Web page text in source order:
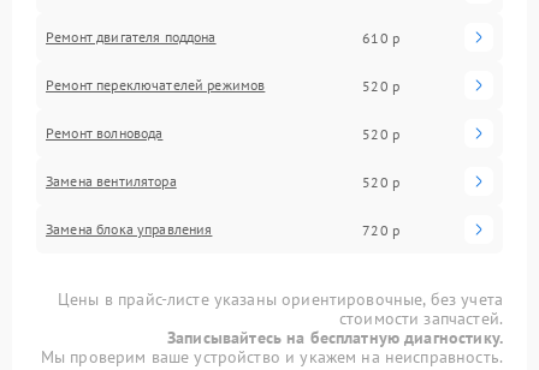
Ремонт двигателя поддона 610 р
Ремонт переключателей режимов 520 р
Ремонт волновода 520 р
Замена вентилятора 520 р
Замена блока управления 720 р
Цены в прайс-листе указаны ориентировочные, без учета
стоимости запчастей.
Записывайтесь на бесплатную диагностику.
Мы проверим ваше устройство и укажем на неисправность.